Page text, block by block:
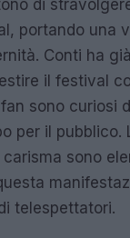
di
portando una
Conti ha
il festival
sono curiosi
per il pubblico.
sono
telespettatori.